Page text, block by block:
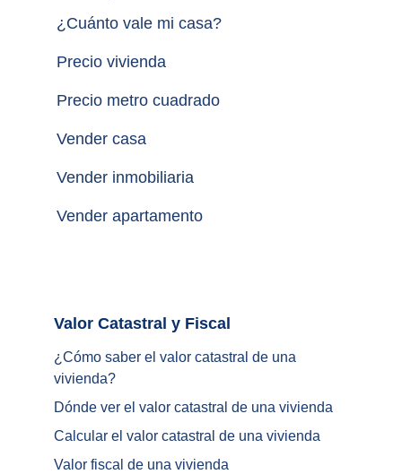
¿ Cómo saber el valor catastral de una
vivienda?
Dónde ver el valor catastral de una vivienda
Calcular el valor catastral de una vivienda
Valor fiscal de una vivienda
¿Cuánto vale mi casa?
Precio vivienda
Precio metro cuadrado
Vender casa
Vender inmobiliaria
Vender apartamento